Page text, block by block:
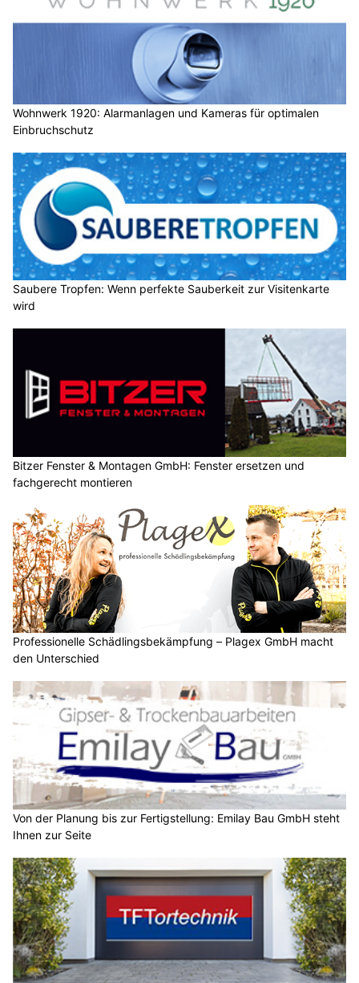
Wohnwerk 1920: Alarmanlagen und Kameras für optimalen
Einbruchschutz
Saubere Tropfen: Wenn perfekte Sauberkeit zur Visitenkarte
wird
Bitzer Fenster & Montagen GmbH: Fenster ersetzen und
fachgerecht montieren
Professionelle Schädlingsbekämpfung – Plagex GmbH macht
den Unterschied
Von der Planung bis zur Fertigstellung: Emilay Bau GmbH steht
Ihnen zur Seite